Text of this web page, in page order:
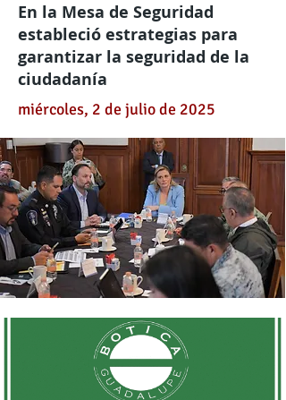
En la Mesa de Seguridad
estableció estrategias para
garantizar la seguridad de la
ciudadanía
miércoles, 2 de julio de 2025